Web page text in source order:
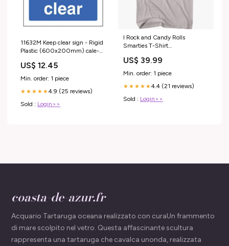
11632M Keep clear sign - Rigid
Plastic (600x200mm) cale-
Warning Signs
US$ 12.45
Min. order: 1 piece
★★★★★4.9 (25 reviews)
Sold : Login>>
I Rock and Candy Rolls
Smarties T-Shirt
2XLT
US$ 39.99
Min. order: 1 piece
★★★★★4.4 (21 reviews)
Sold : Login>>
coasta-de-azur.fr
Acquario Tartaruga oceana realizzato con curaUn frammento
di mare scolpito nel vetro. Questa affascinante scultura
rappresenta una tartaruga che cavalca unonda, realizzata